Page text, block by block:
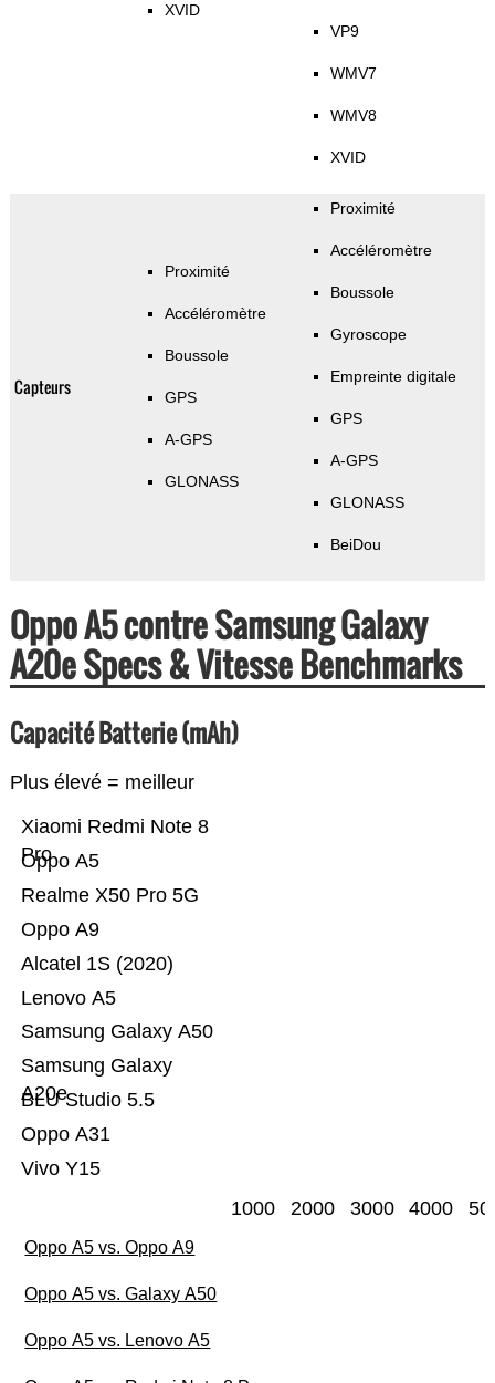
XVID
VP9
WMV7
WMV8
XVID
Capteurs
Proximité
Accéléromètre
Boussole
GPS
A-GPS
GLONASS
Proximité
Accéléromètre
Boussole
Gyroscope
Empreinte digitale
GPS
A-GPS
GLONASS
BeiDou
Oppo A5 contre Samsung Galaxy
A20e Specs & Vitesse Benchmarks
Capacité Batterie (mAh)
Plus élevé = meilleur
Vivo Y15
Oppo A31
BLU Studio 5.5
Samsung Galaxy
A20e
Samsung Galaxy A50
Lenovo A5
Alcatel 1S (2020)
Oppo A9
Realme X50 Pro 5G
Oppo A5
Xiaomi Redmi Note 8
Pro
1000 2000 3000 4000
Oppo A5 vs. Oppo A9
Oppo A5 vs. Galaxy A50
Oppo A5 vs. Lenovo A5